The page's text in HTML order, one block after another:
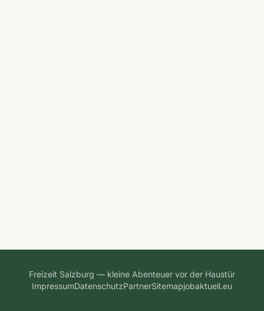
Freizeit Salzburg — kleine Abenteuer vor der Haustür
ImpressumDatenschutzPartnerSitemapjobaktuell.eu